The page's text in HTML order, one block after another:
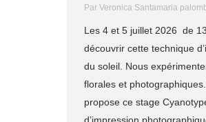
Par Veronica Santamaria
Les 4 et 5 juillet 2026 de
découvrir cette technique
du soleil. Nous
florales et
propose ce stage
d’impression